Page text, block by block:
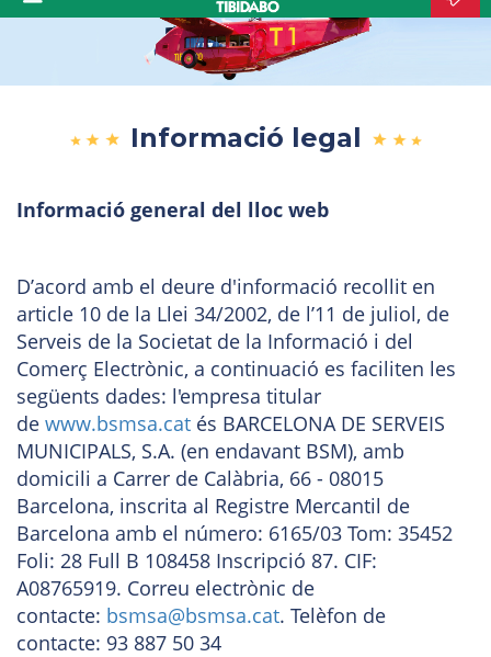
Informació legal
Informació general del lloc web
D’acord amb el deure d'informació recollit en
article 10 de la Llei 34/2002, de l’11 de juliol, de
Serveis de la Societat de la Informació i del
Comerç Electrònic, a continuació es faciliten les
següents dades: l'empresa titular
de www.bsmsa.cat és BARCELONA DE SERVEIS
MUNICIPALS, S.A. (en endavant BSM), amb
domicili a Carrer de Calàbria, 66 - 08015
Barcelona, inscrita al Registre Mercantil de
Barcelona amb el número: 6165/03 Tom: 35452
Foli: 28 Full B 108458 Inscripció 87. CIF:
A08765919. Correu electrònic de
contacte: bsmsa@bsmsa.cat. Telèfon de
contacte: 93 887 50 34